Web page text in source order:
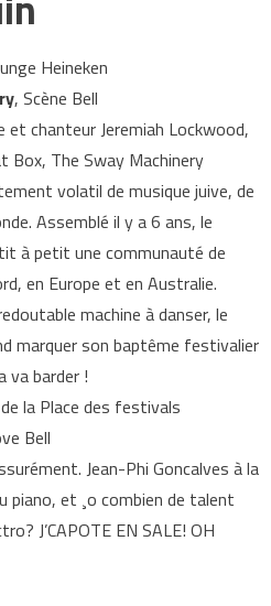
Heineken
, Scène Bell
chanteur Jeremiah Lockwood,
Box, The Sway Machinery
volatil de musique juive, de
Assemblé il y a 6 ans, le
à petit une communauté de
en Europe et en Australie.
machine à danser, le
marquer son baptême festivalier
va barder !
la Place des festivals
Bell
Jean-Phi Goncalves à la
piano, et ¸o combien de talent
J’CAPOTE EN SALE! OH